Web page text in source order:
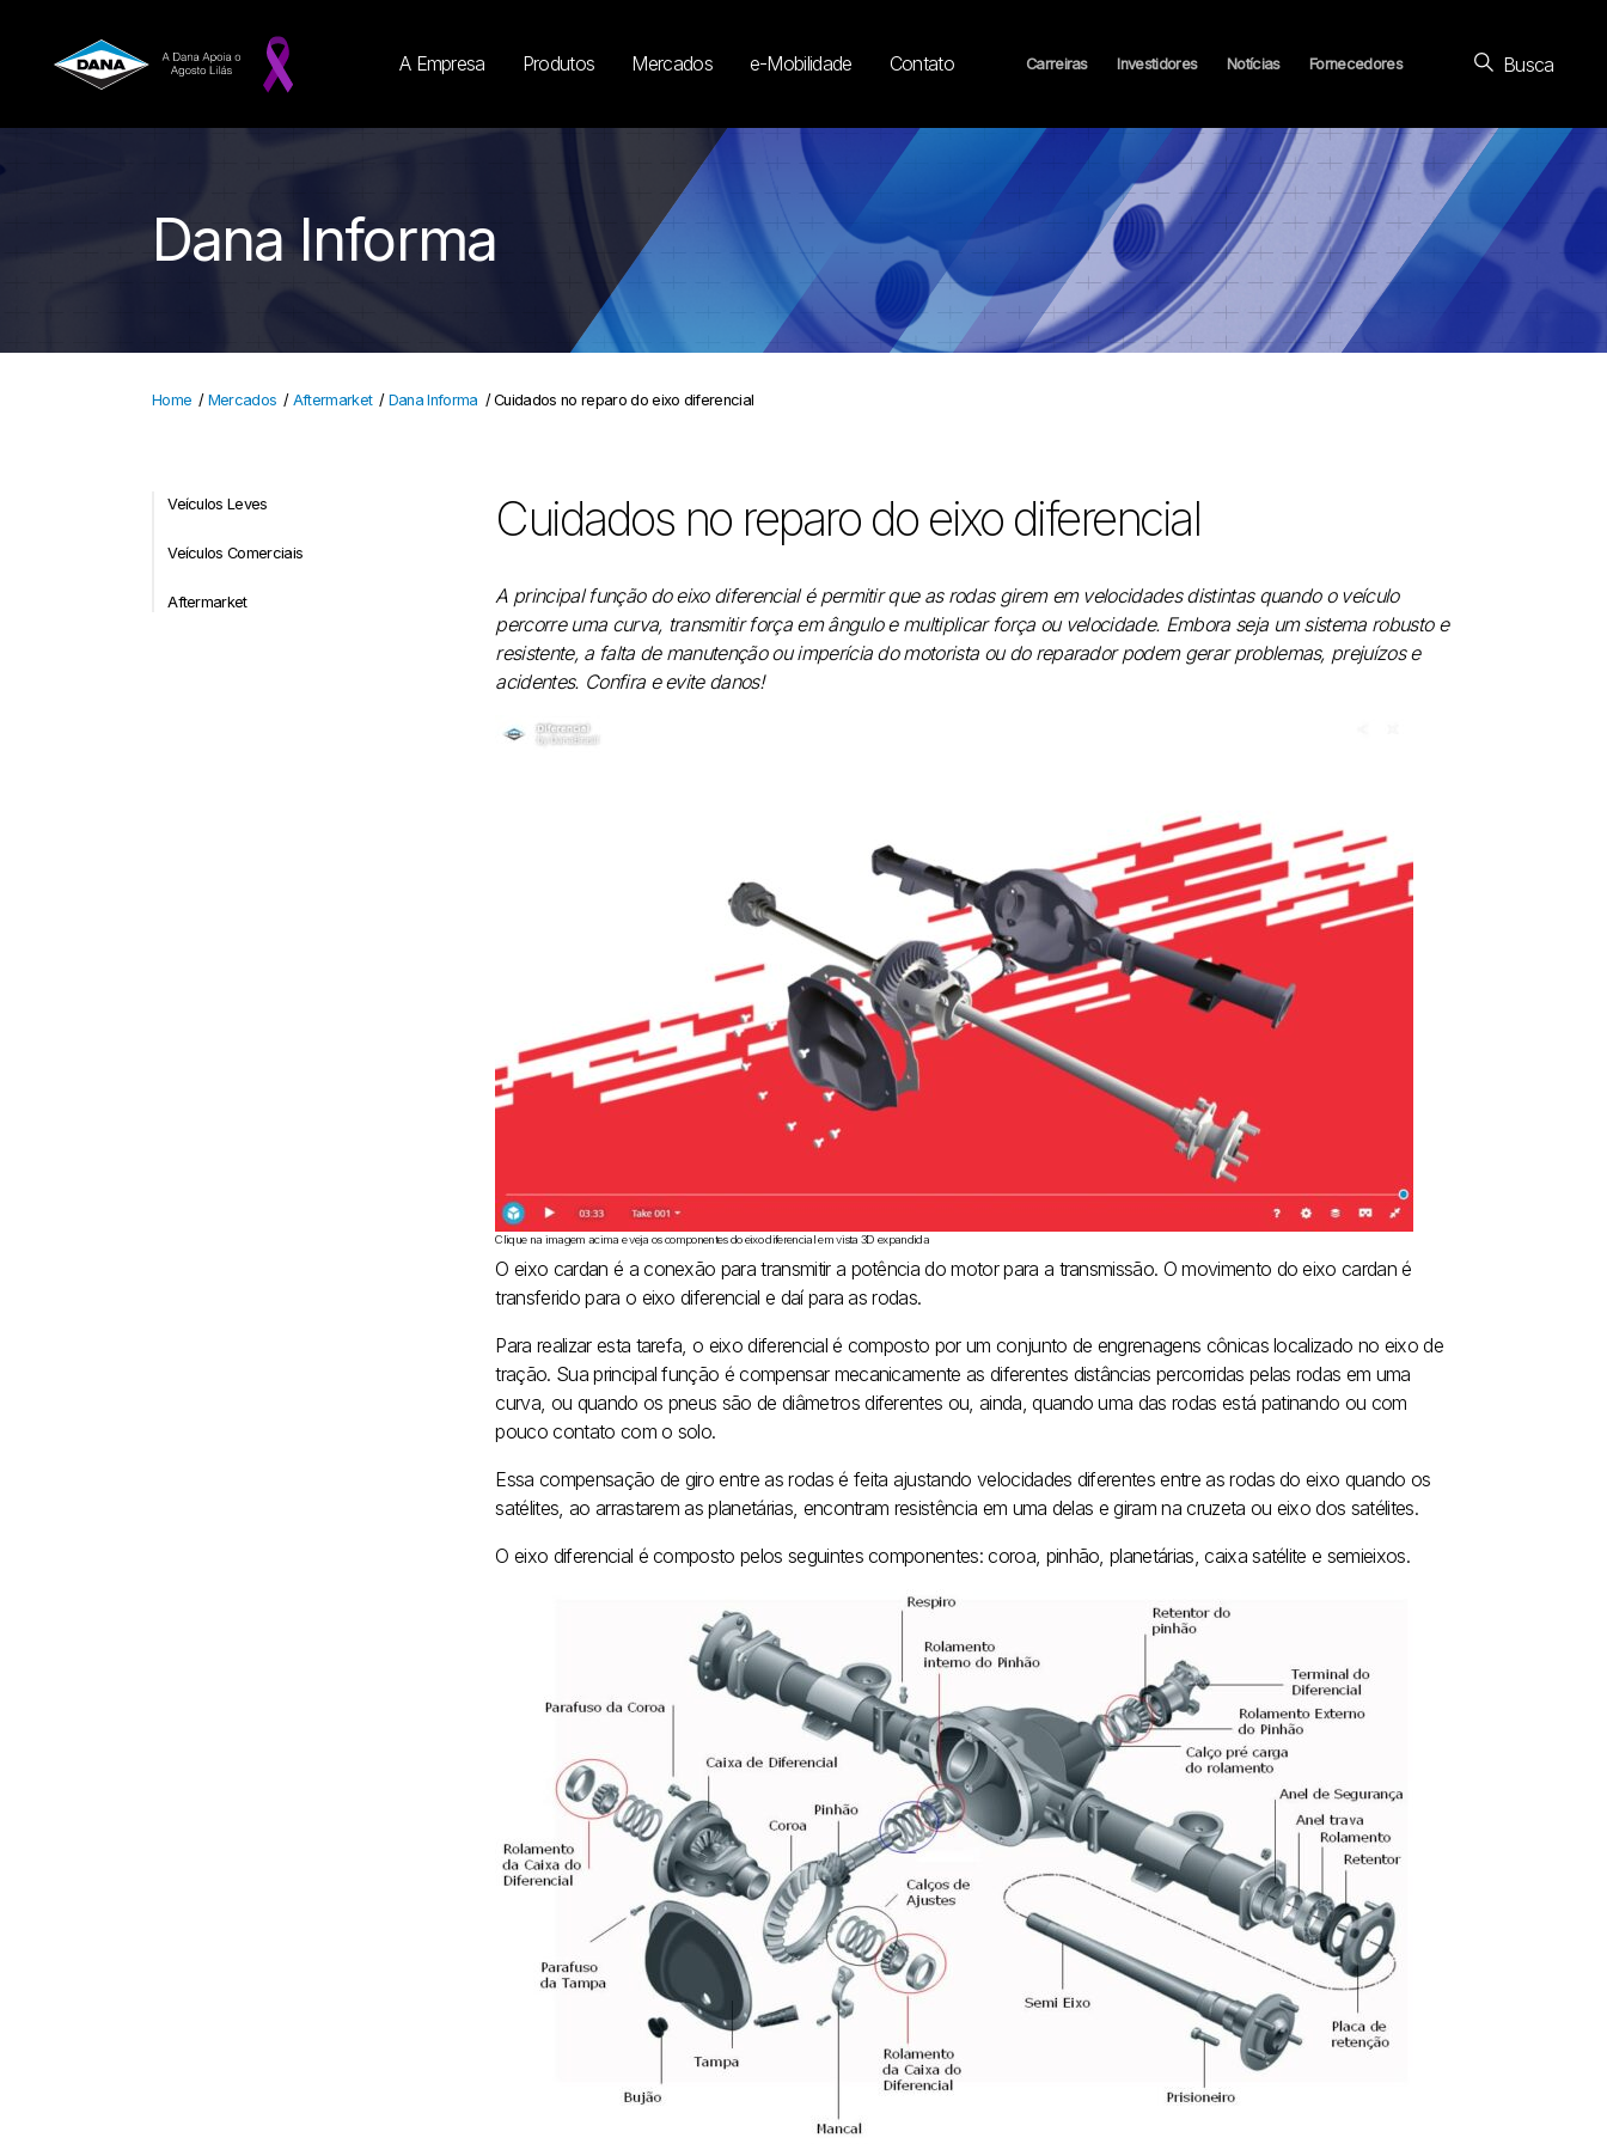
A Empresa Produtos Mercados e-Mobilidade Contato Carreiras Investidores Notícias Fornecedores Busca
Dana Informa
Home / Mercados / Aftermarket / Dana Informa /Cuidados no reparo do eixo diferencial
Veículos Leves
Veículos Comerciais
Aftermarket
Cuidados no reparo do eixo diferencial
A principal função do eixo diferencial é permitir que as rodas girem em velocidades distintas quando o veículo
percorre uma curva, transmitir força em ângulo e multiplicar força ou velocidade. Embora seja um sistema robusto e
resistente, a falta de manutenção ou imperícia do motorista ou do reparador podem gerar problemas, prejuízos e
acidentes. Confira e evite danos!
Clique na imagem acima e veja os componentes do eixo diferencial em vista 3D expandida
O eixo cardan é a conexão para transmitir a potência do motor para a transmissão. O movimento do eixo cardan é
transferido para o eixo diferencial e daí para as rodas.
Para realizar esta tarefa, o eixo diferencial é composto por um conjunto de engrenagens cônicas localizado no eixo de
tração. Sua principal função é compensar mecanicamente as diferentes distâncias percorridas pelas rodas em uma
curva, ou quando os pneus são de diâmetros diferentes ou, ainda, quando uma das rodas está patinando ou com
pouco contato com o solo.
Essa compensação de giro entre as rodas é feita ajustando velocidades diferentes entre as rodas do eixo quando os
satélites, ao arrastarem as planetárias, encontram resistência em uma delas e giram na cruzeta ou eixo dos satélites.
O eixo diferencial é composto pelos seguintes componentes: coroa, pinhão, planetárias, caixa satélite e semieixos.